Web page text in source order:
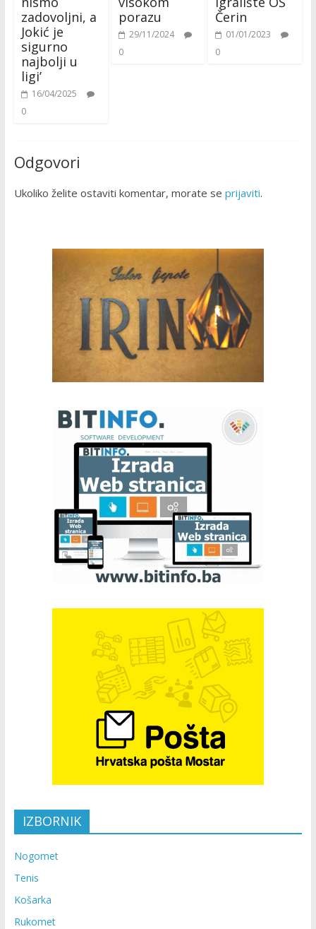
zadovoljni, a
Jokić je
sigurno
najbolji u
ligi’
16/04/2025
0
porazu
29/11/2024
0
Čerin
01/01/2023
0
Odgovori
Ukoliko želite ostaviti komentar, morate se prijaviti.
IZBORNIK
Nogomet
Tenis
Košarka
Rukomet